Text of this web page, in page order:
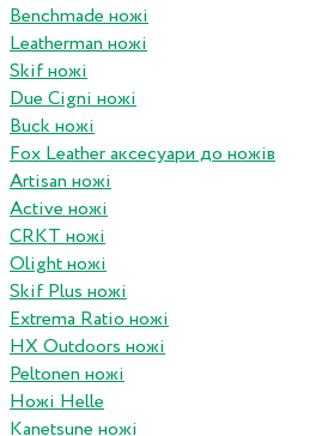
Benchmade ножі
Leatherman ножі
Skif ножі
Due Cigni ножі
Buck ножі
Fox Leather аксесуари до ножів
Artisan ножі
Active ножі
CRKT ножі
Olight ножі
Skif Plus ножі
Extrema Ratio ножі
HX Outdoors ножі
Peltonen ножі
Ножі Helle
Kanetsune ножі